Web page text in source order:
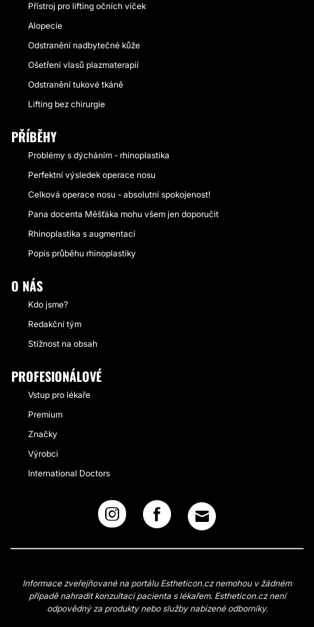
Přístroj pro lifting očních víček
Alopecie
Odstranění nadbytečné kůže
Ošetření vlasů plazmaterapií
Odstranění tukové tkáně
Lifting bez chirurgie
PŘÍBĚHY
Problémy s dýcháním - rhinoplastika
Perfektní výsledek operace nosu
Celková operace nosu - absolutní spokojenost!
Pana docenta Měšťáka mohu všem jen doporučit
Rhinoplastika s augmentací
Popis průběhu rhinoplastiky
O NÁS
Kdo jsme?
Redakční tým
Stížnost na obsah
PROFESIONÁLOVÉ
Vstup pro lékaře
Premium
Značky
Výrobci
International Doctors
Informace zveřejňované na portálu Estheticon.cz nemohou v žádném
případě nahradit konzultaci pacienta s lékařem. Estheticon.cz není
odpovědný za produkty nebo služby nabízené odborníky.